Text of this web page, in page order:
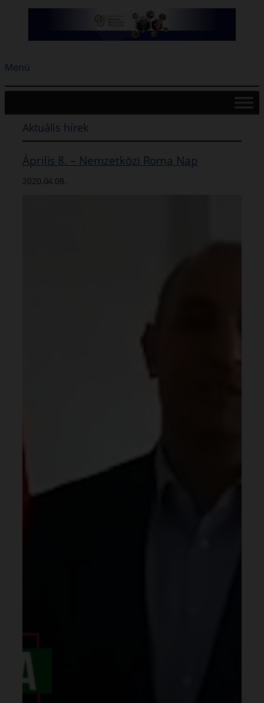
Menü
Aktuális hírek
Április 8. – Nemzetközi Roma Nap
2020.04.08.